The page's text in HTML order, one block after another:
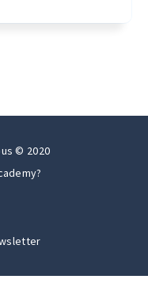
© 2020